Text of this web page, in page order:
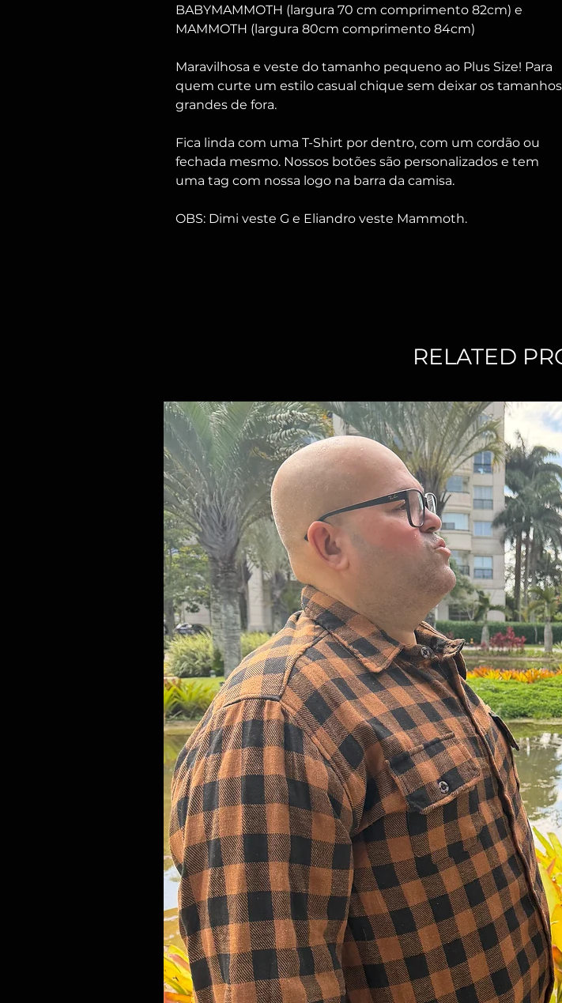
BABYMAMMOTH (largura 70 cm comprimento 82cm) e
MAMMOTH (largura 80cm comprimento 84cm)
Maravilhosa e veste do tamanho pequeno ao Plus Size! Para
quem curte um estilo casual chique sem deixar os tamanhos
grandes de fora.
Fica linda com uma T-Shirt por dentro, com um cordão ou
fechada mesmo. Nossos botões são personalizados e tem
uma tag com nossa logo na barra da camisa.
OBS: Dimi veste G e Eliandro veste Mammoth.
RELATED